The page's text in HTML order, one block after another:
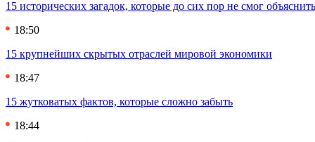
15 исторических загадок, которые до сих пор не смог
18:50
15 крупнейших скрытых отраслей мировой экономики
18:47
15 жутковатых фактов, которые сложно забыть
18:44